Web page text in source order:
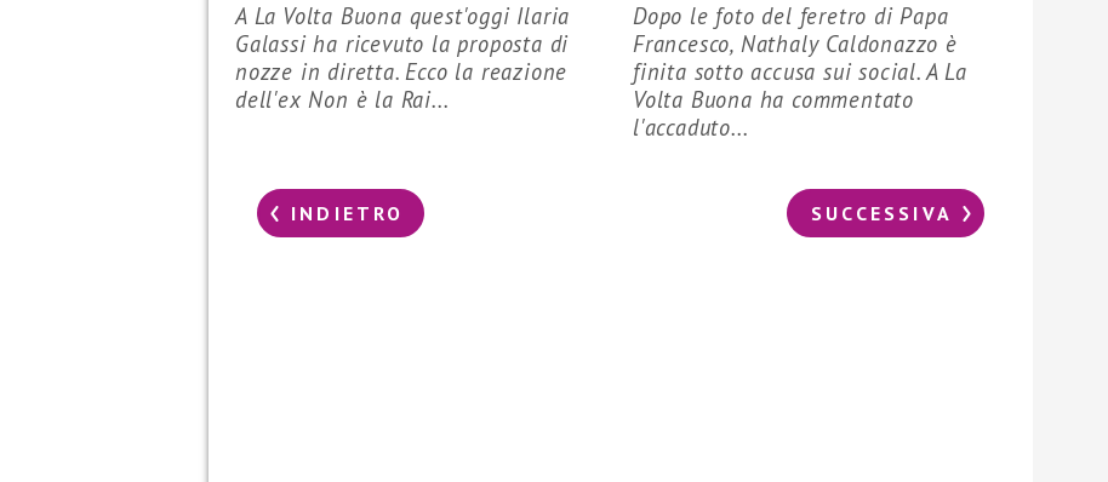
A La Volta Buona quest'oggi Ilaria
Galassi ha ricevuto la proposta di
nozze in diretta. Ecco la reazione
dell'ex Non è la Rai...
Dopo le foto del feretro di Papa
Francesco, Nathaly Caldonazzo è
finita sotto accusa sui social. A La
Volta Buona ha commentato
l'accaduto...
INDIETRO SUCCESSIVA